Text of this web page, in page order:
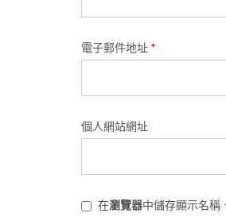
電子郵件地址 *
個人網站網址
在瀏覽器中儲存顯示名稱